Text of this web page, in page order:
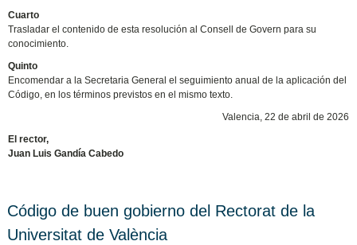
Cuarto
Trasladar el contenido de esta resolución al Consell de Govern para su
conocimiento.
Quinto
Encomendar a la Secretaria General el seguimiento anual de la aplicación del
Código, en los términos previstos en el mismo texto.
Valencia, 22 de abril de 2026
El rector,
Juan Luis Gandía Cabedo
Código de buen gobierno del Rectorat de la
Universitat de València